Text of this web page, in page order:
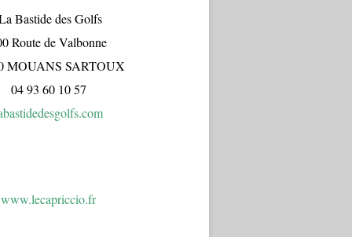
Bastide des Golfs
Route de Valbonne
MOUANS SARTOUX
04 93 60 10 57
www.lecapriccio.fr